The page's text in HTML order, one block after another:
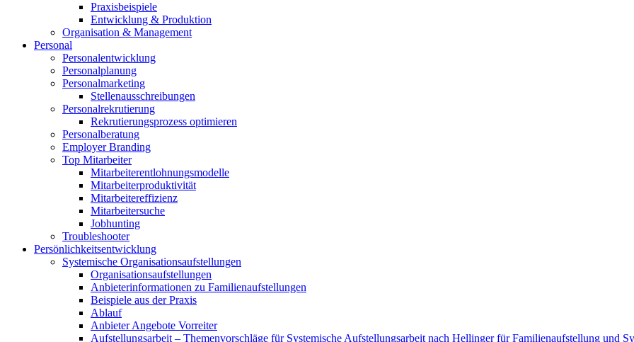
Praxisbeispiele
Entwicklung & Produktion
Organisation & Management
Personal
Personalentwicklung
Personalplanung
Personalmarketing
Stellenausschreibungen
Personalrekrutierung
Rekrutierungsprozess optimieren
Personalberatung
Employer Branding
Top Mitarbeiter
Mitarbeiterentlohnungsmodelle
Mitarbeiterproduktivität
Mitarbeitereffizienz
Mitarbeitersuche
Jobhunting
Troubleshooter
Persönlichkeitsentwicklung
Systemische Organisationsaufstellungen
Organisationsaufstellungen
Anbieterinformationen zu Familienaufstellungen
Beispiele aus der Praxis
Ablauf
Anbieter Angebote Vorreiter
Aufstellungsarbeit – Themenvorschläge für Systemische Aufstellungsarbeit nach Hellinger für Familienaufstellung und